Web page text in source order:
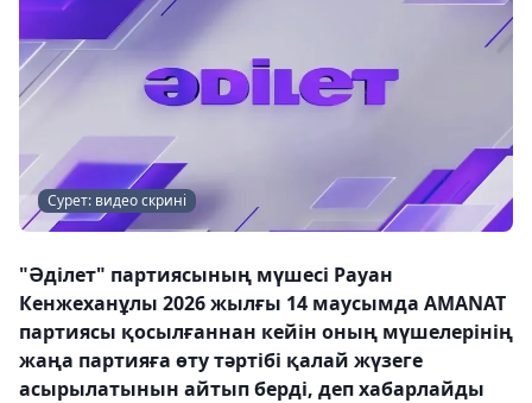
Сурет: видео скрині
"Әділет" партиясының мүшесі Рауан
Кенжеханұлы 2026 жылғы 14 маусымда AMANAT
партиясы қосылғаннан кейін оның мүшелерінің
жаңа партияға өту тәртібі қалай жүзеге
асырылатынын айтып берді, деп хабарлайды